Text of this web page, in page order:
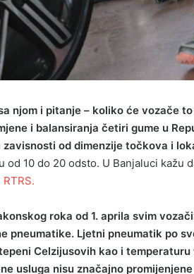
njom i pitanje – koliko će vozače
i balansiranja četiri gume u
od dimenzije točkova i
10 do 20 odsto. U Banjaluci kažu
RTRS.
roka od 1. aprila svim
pneumatike. Ljetni pneumatik po
Celzijusovih kao i
usluga nisu značajno